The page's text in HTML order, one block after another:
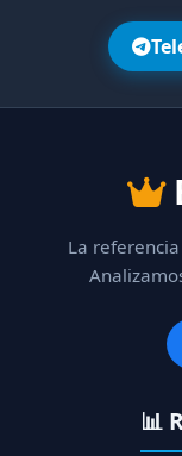
La
📊